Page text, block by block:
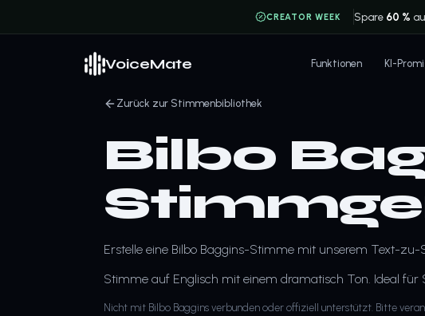
CREATOR WEEK Spare 60 %
VoiceMate Funktionen KI-
Zurück zur Stimmenbibliothek
Bilbo
Erstelle eine Bilbo Baggins-Stimme mit unserem Text-zu-
Stimme auf Englisch mit einem dramatisch Ton. Ideal für
Nicht mit Bilbo Baggins verbunden oder offiziell unterstützt. Bitte